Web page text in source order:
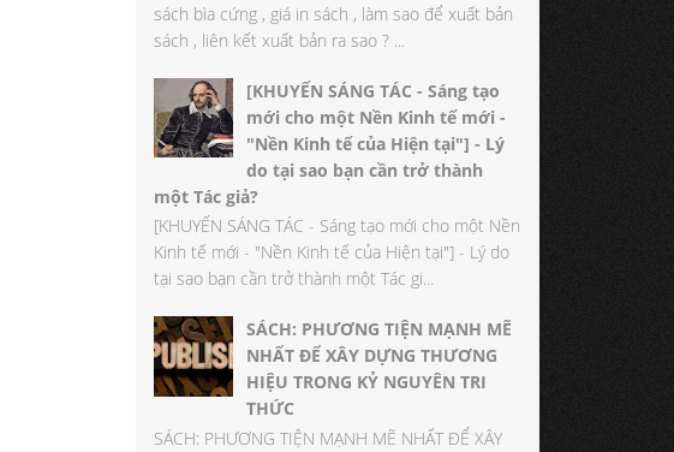
sách bìa cứng , giá in sách , làm sao để xuất bản
sách , liên kết xuất bản ra sao ? ...
[KHUYẾN SÁNG TÁC - Sáng tạo
mới cho một Nền Kinh tế mới -
"Nền Kinh tế của Hiện tại"] - Lý
do tại sao bạn cần trở thành
một Tác giả?
[KHUYẾN SÁNG TÁC - Sáng tạo mới cho một Nền
Kinh tế mới - "Nền Kinh tế của Hiện tại"] - Lý do
tại sao bạn cần trở thành một Tác gi...
SÁCH: PHƯƠNG TIỆN MẠNH MẼ
NHẤT ĐỂ XÂY DỰNG THƯƠNG
HIỆU TRONG KỶ NGUYÊN TRI
THỨC
SÁCH: PHƯƠNG TIỆN MẠNH MẼ NHẤT ĐỂ XÂY